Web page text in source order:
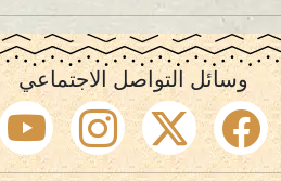
وسائل التواصل الاجتماعي